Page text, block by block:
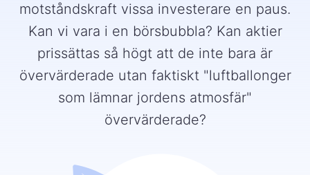
motståndskraft vissa investerare en paus.
Kan vi vara i en börsbubbla? Kan aktier
prissättas så högt att de inte bara är
övervärderade utan faktiskt "luftballonger
som lämnar jordens atmosfär"
övervärderade?